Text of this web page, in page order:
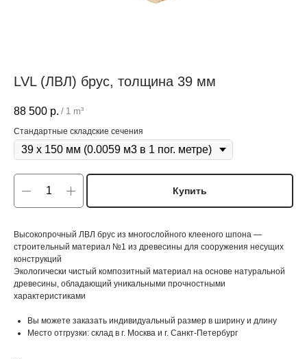
LVL (ЛВЛ) брус, толщина 39 мм
88 500 р. / 1 m³
Стандартные складские сечения
Купить
Высокопрочный ЛВЛ брус из многослойного клееного шпона —
строительный материал №1 из древесины для сооружения несущих
конструкций
Экологически чистый композитный материал на основе натуральной
древесины, обладающий уникальными прочностными
характеристиками
Вы можете заказать индивидуальный размер в ширину и длину
Место отгрузки: склад в г. Москва и г. Санкт-Петербург